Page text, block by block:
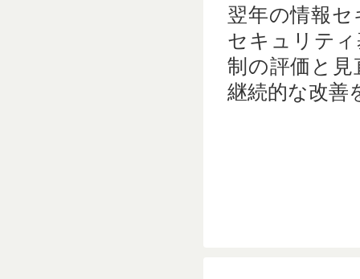
翌年の情報
セキュリテ
制の評価と
継続的な改善